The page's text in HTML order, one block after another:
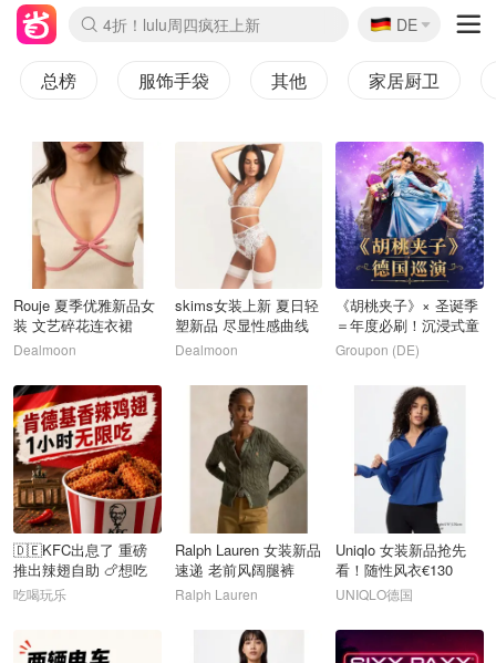
4折！lulu周四疯狂上新
🇩🇪
DE
总榜 服饰手袋 其他 家居厨卫
Rouje 夏季优雅新品女
装 文艺碎花连衣裙
€156
Dealmoon
skims女装上新 夏日轻
塑新品 尽显性感曲线
Dealmoon
3
《胡桃夹子》× 圣诞季
＝年度必刷！沉浸式童
话体验
Groupon (DE)
4
🇩🇪KFC出息了 重磅
推出辣翅自助 🍗想吃
多少吃多少
吃喝玩乐
Ralph Lauren 女装新品
速递 老前风阔腿裤
€295
Ralph Lauren
Uniqlo 女装新品抢先
看！随性风衣€130
UNIQLO德国
7 9